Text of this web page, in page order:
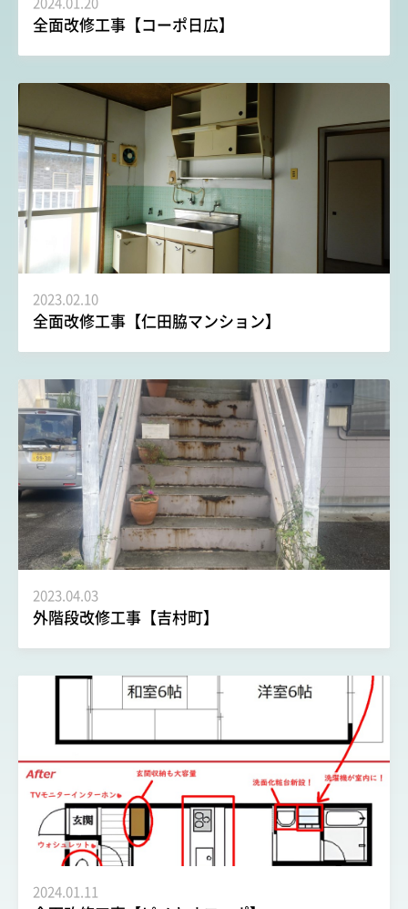
全面改修工事【コーポ日広】
2023.02.10
全面改修工事【仁田脇マンション】
2023.04.03
外階段改修工事【吉村町】
2024.01.11